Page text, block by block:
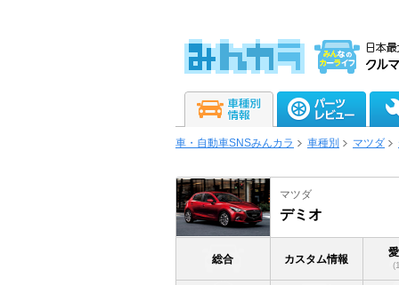
車・自動車SNSみんカラ 車種別 マツダ
マツダ
デミオ
総合 カスタム情報